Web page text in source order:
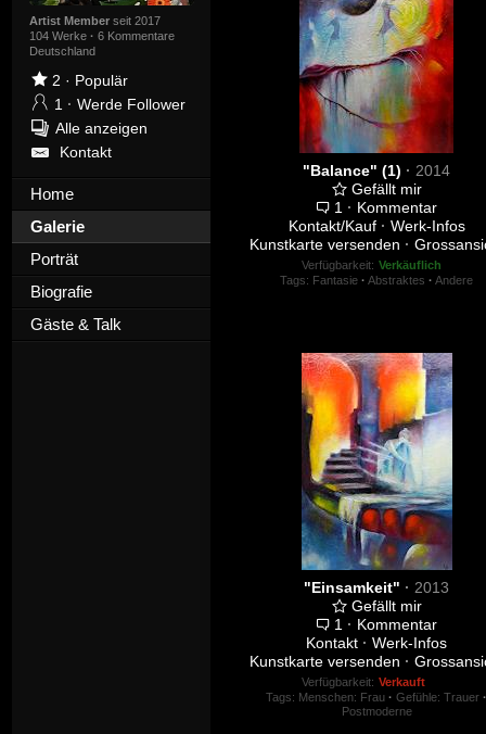
Artist Memberseit 2017
104 Werke · 6 Kommentare
Deutschland
2 · Populär
1 · Werde Follower
Alle anzeigen
Kontakt
Home
Galerie
Porträt
Biografie
Gäste & Talk
"Balance" (1) · 2014
Gefällt mir
1 · Kommentar
Kontakt/Kauf · Werk-Infos
Kunstkarte versenden ·
Verfügbarkeit: Verkäuflich
Tags: Fantasie · Abstraktes · Andere
"Einsamkeit" · 2013
Gefällt mir
1 · Kommentar
Kontakt · Werk-Infos
Kunstkarte versenden ·
Verfügbarkeit: Verkauft
Tags: Menschen: Frau · Gefühle: Trauer
Postmoderne